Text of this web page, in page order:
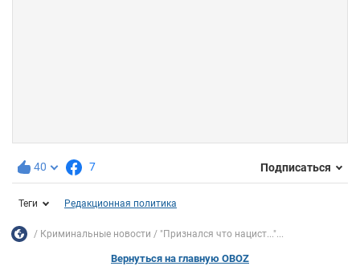
40 7 Подписаться
Теги Редакционная политика
Криминальные новости "Признался что нацист..."...
Вернуться на главную OBOZ